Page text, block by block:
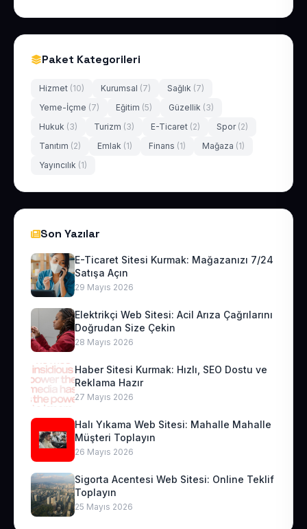
Paket Kategorileri
Hizmet (10) Kurumsal (7) Sağlık (7)
Yeme-İçme (7) Eğitim (5) Güzellik (3)
Hukuk (3) Turizm (3) E-Ticaret (2) Spor (2)
Tanıtım (2) Emlak (1) Finans (1) Mağaza (1)
Yayıncılık (1)
Son Yazılar
E-Ticaret Sitesi Kurmak: Mağazanızı 7/24
Satışa Açın
29 Mayıs 2026
Elektrikçi Web Sitesi: Acil Arıza Çağrılarını
Doğrudan Size Çekin
28 Mayıs 2026
Haber Sitesi Kurmak: Hızlı, SEO Dostu ve
Reklama Hazır
27 Mayıs 2026
Halı Yıkama Web Sitesi: Mahalle Mahalle
Müşteri Toplayın
26 Mayıs 2026
Sigorta Acentesi Web Sitesi: Online Teklif
Toplayın
25 Mayıs 2026